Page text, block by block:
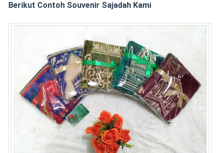
Berikut Contoh Souvenir Sajadah Kami